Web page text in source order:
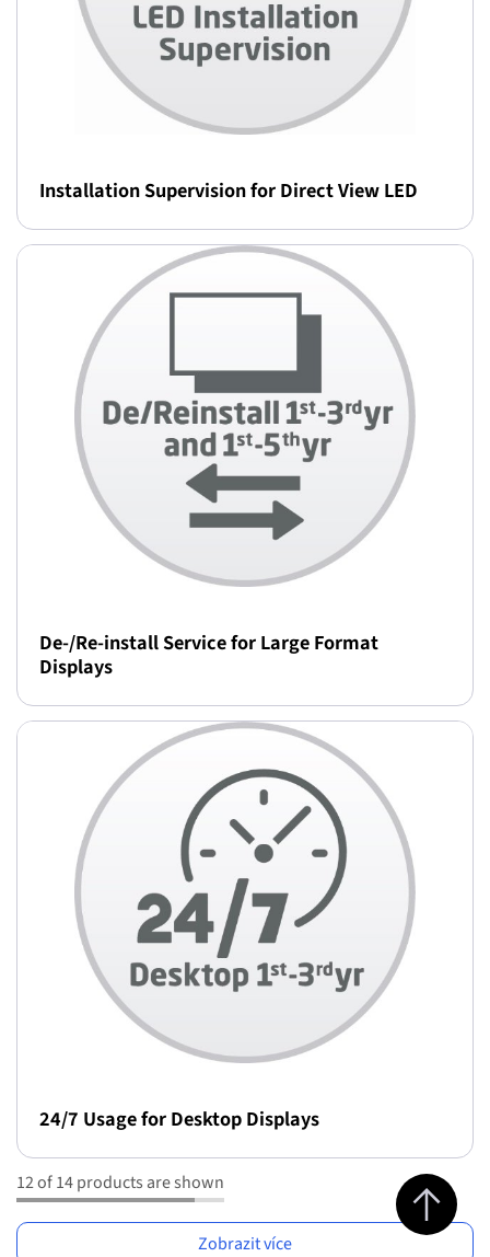
Installation Supervision for Direct View LED
De-/Re-install Service for Large Format
Displays
24/7 Usage for Desktop Displays
12 of 14 products are shown
Zobrazit více
Jump to top